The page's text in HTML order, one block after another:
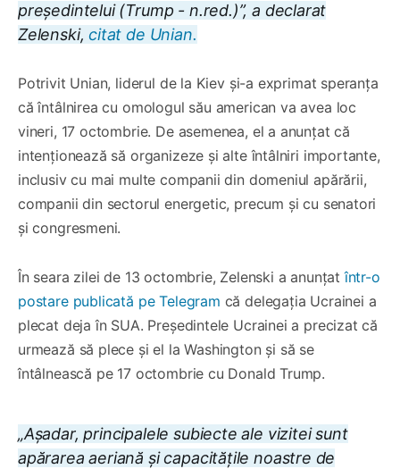
președintelui (Trump - n.red.)”, a declarat
Zelenski,citat de Unian.
Potrivit Unian, liderul de la Kiev și-a exprimat speranța
că întâlnirea cu omologul său american va avea loc
vineri, 17 octombrie. De asemenea, el a anunțat că
intenționează să organizeze și alte întâlniri importante,
inclusiv cu mai multe companii din domeniul apărării,
companii din sectorul energetic, precum și cu senatori
și congresmeni.
În seara zilei de 13 octombrie, Zelenski a anunțatîntr-o
postare publicată pe Telegram că delegația Ucrainei a
plecat deja în SUA. Președintele Ucrainei a precizat că
urmează să plece și el la Washington și să se
întâlnească pe 17 octombrie cu Donald Trump.
„Așadar, principalele subiecte ale vizitei sunt
apărarea aeriană și capacitățile noastre de